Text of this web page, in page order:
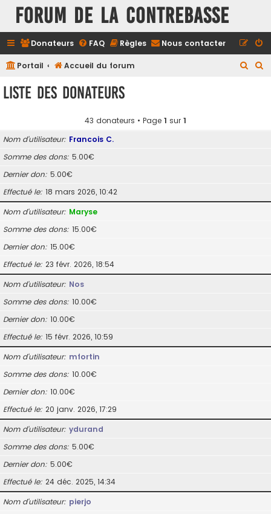
FORUM DE LA CONTREBASSE
Donateurs FAQ Règles Nous contacter
Portail Accueil du forum
Liste des donateurs
43 donateurs • Page 1 sur 1
Nom d’utilisateur Francois C.
Somme des dons 5.00€
Dernier don 5.00€
Effectué le 18 mars 2026, 10:42
Nom d’utilisateur Maryse
Somme des dons 15.00€
Dernier don 15.00€
Effectué le 23 févr. 2026, 18:54
Nom d’utilisateur Nos
Somme des dons 10.00€
Dernier don 10.00€
Effectué le 15 févr. 2026, 10:59
Nom d’utilisateur mfortin
Somme des dons 10.00€
Dernier don 10.00€
Effectué le 20 janv. 2026, 17:29
Nom d’utilisateur ydurand
Somme des dons 5.00€
Dernier don 5.00€
Effectué le 24 déc. 2025, 14:34
Nom d’utilisateur pierjo